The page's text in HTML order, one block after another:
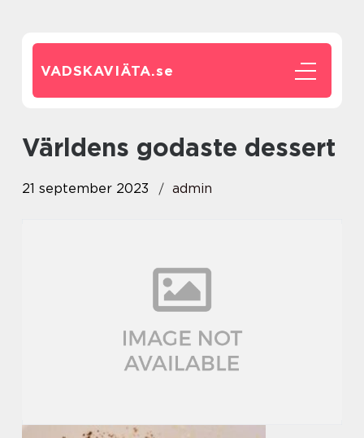
VADSKAVIÄTA.se
världens godaste dessert
21 september 2023 admin